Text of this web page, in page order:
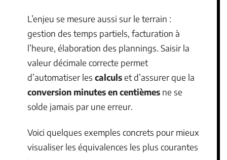
L’enjeu se mesure aussi sur le terrain :
gestion des temps partiels, facturation à
l’heure, élaboration des plannings. Saisir la
valeur décimale correcte permet
d’automatiser les calculset d’assurer que la
conversion minutes en centièmes ne se
solde jamais par une erreur.
Voici quelques exemples concrets pour mieux
visualiser les équivalences les plus courantes